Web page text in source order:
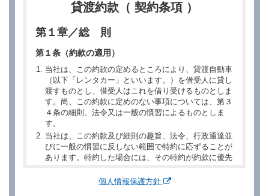
貸渡約款（ 契約条項 ）
第１章／総 則
第１条（約款の適用）
当社は、この約款の定めるところにより、貸渡自動車
（以下「レンタカー」といいます。）を借受人に貸し
渡すものとし、借受人はこれを借り受けるものとしま
す。尚、この約款に定めのない事項については、第３
４条の細則、法令又は一般の慣習によるものとしま
す。
当社は、この約款及び細則の趣旨、法令、行政通達並
びに一般の慣習に反しない範囲で特約に応ずることが
あります。特約した場合には、その特約が約款に優先
個人情報保護方針